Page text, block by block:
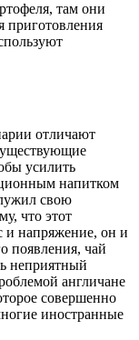
там они
приготовления
отличают
усилить
напитком
свою
что этот
и напряжение, он и
появления, чай
неприятный
англичане
совершенно
иностранные